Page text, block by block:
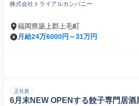
株式会社トライアルカンパニー
福岡県築上郡上毛町
月給24万6000円～31万円
正社員
6月末NEW OPENする餃子専門居酒